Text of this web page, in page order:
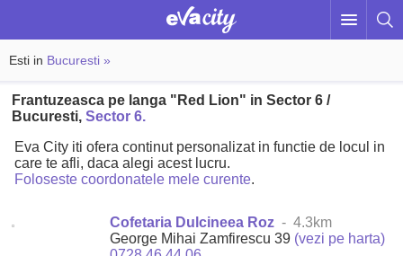
Esti in Bucuresti »
Frantuzeasca pe langa "Red Lion" in Sector 6 /
Bucuresti,Sector 6.
Eva City iti ofera continut personalizat in functie de locul in
care te afli, daca alegi acest lucru.
Foloseste coordonatele mele curente.
Cofetaria Dulcineea Roz - 4.3km
George Mihai Zamfirescu 39 (vezi pe harta)